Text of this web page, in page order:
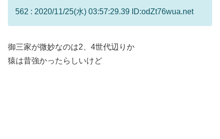
562 : 2020/11/25(水) 03:57:29.39 ID:odZt76wua.net
御三家が微妙なのは2、4世代辺りか
猿は昔強かったらしいけど